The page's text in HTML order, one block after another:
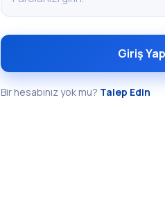
Giriş
Bir hesabınız yok mu? Talep Edin